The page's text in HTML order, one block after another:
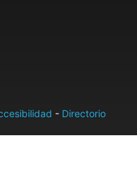
- Directorio